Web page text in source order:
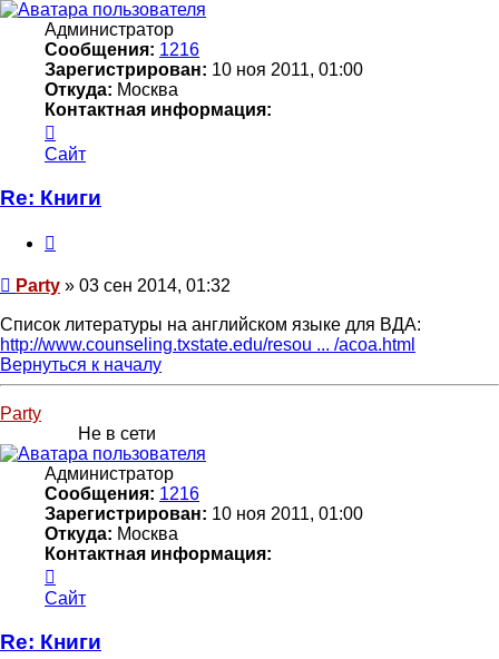
Администратор
Сообщения: 1216
Зарегистрирован: 10 ноя 2011, 01:00
Откуда: Москва
Контактная информация:
информация
пользователя
Сайт
Re: Книги
Сообщение
Party » 03 сен 2014, 01:32
Список литературы на английском языке для ВДА:
http://www.counseling.txstate.edu/resou ... /acoa.html
Вернуться к началу
Party
Не в сети
Администратор
Сообщения: 1216
Зарегистрирован: 10 ноя 2011, 01:00
Откуда: Москва
Контактная информация:
информация
пользователя
Сайт
Re: Книги